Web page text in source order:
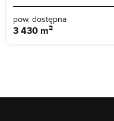
pow. dostępna
3 430 m2